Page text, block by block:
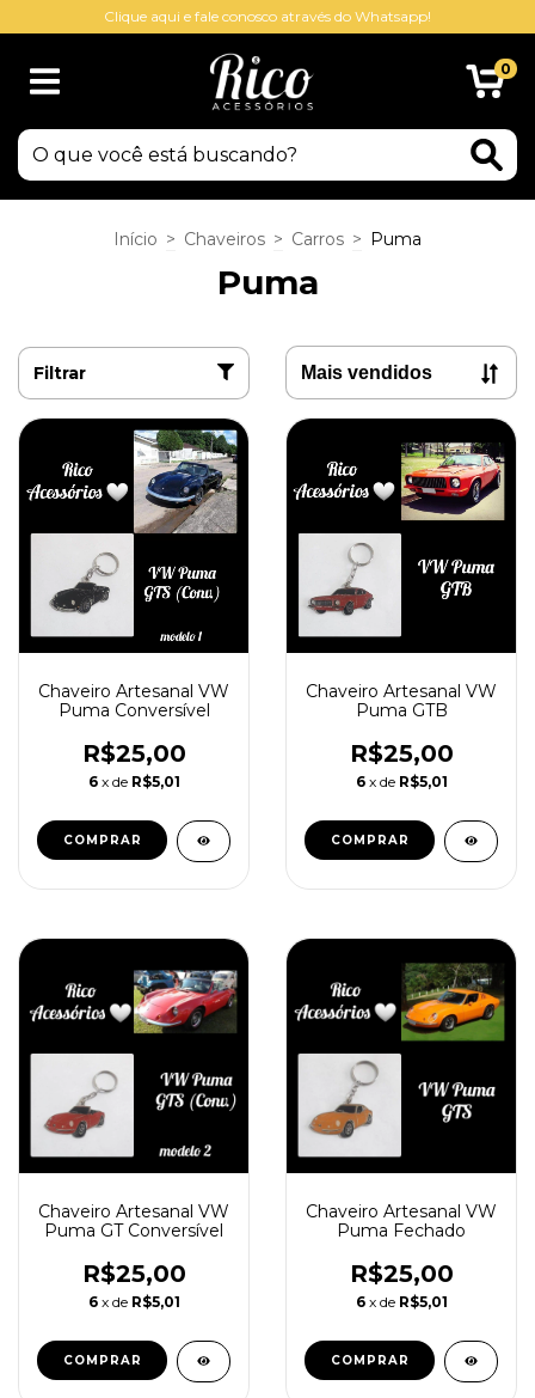
Clique aqui e fale conosco através do Whatsapp!
0
Início > Chaveiros > Carros > Puma
Puma
Filtrar
Chaveiro Artesanal VW
Puma Conversível
R$25,00
6 x de R$5,01
Chaveiro Artesanal VW
Puma GTB
R$25,00
6 x de R$5,01
Chaveiro Artesanal VW
Puma GT Conversível
R$25,00
6 x de R$5,01
Chaveiro Artesanal VW
Puma Fechado
R$25,00
6 x de R$5,01